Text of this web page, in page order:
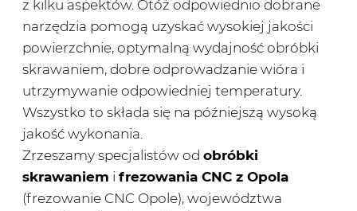
z kilku aspektów. Otóż odpowiednio dobrane
narzędzia pomogą uzyskać wysokiej jakości
powierzchnie, optymalną wydajność obróbki
skrawaniem, dobre odprowadzanie wióra i
utrzymywanie odpowiedniej temperatury.
Wszystko to składa się na późniejszą wysoką
jakość wykonania.
Zrzeszamy specjalistów od obróbki
skrawaniem i frezowania CNC z Opola
(frezowanie CNC Opole), województwa